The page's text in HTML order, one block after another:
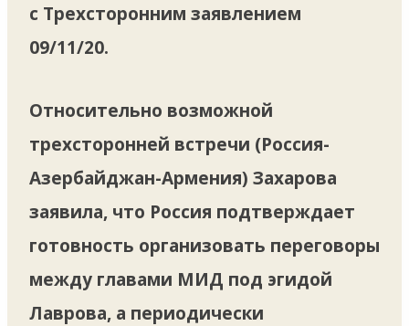
с Трехсторонним заявлением
09/11/20.
Относительно возможной
трехсторонней встречи (Россия-
Азербайджан-Армения) Захарова
заявила, что Россия подтверждает
готовность организовать переговоры
между главами МИД под эгидой
Лаврова, а периодически